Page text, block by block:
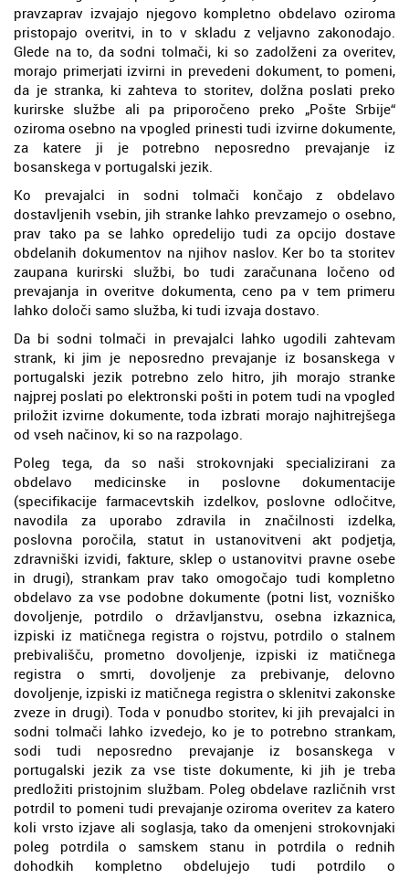
pravzaprav izvajajo njegovo kompletno obdelavo oziroma
pristopajo overitvi, in to v skladu z veljavno zakonodajo.
Glede na to, da sodni tolmači, ki so zadolženi za overitev,
morajo primerjati izvirni in prevedeni dokument, to pomeni,
da je stranka, ki zahteva to storitev, dolžna poslati preko
kurirske službe ali pa priporočeno preko „Pošte Srbije“
oziroma osebno na vpogled prinesti tudi izvirne dokumente,
za katere ji je potrebno neposredno prevajanje iz
bosanskega v portugalski jezik.
Ko prevajalci in sodni tolmači končajo z obdelavo
dostavljenih vsebin, jih stranke lahko prevzamejo o osebno,
prav tako pa se lahko opredelijo tudi za opcijo dostave
obdelanih dokumentov na njihov naslov. Ker bo ta storitev
zaupana kurirski službi, bo tudi zaračunana ločeno od
prevajanja in overitve dokumenta, ceno pa v tem primeru
lahko določi samo služba, ki tudi izvaja dostavo.
Da bi sodni tolmači in prevajalci lahko ugodili zahtevam
strank, ki jim je neposredno prevajanje iz bosanskega v
portugalski jezik potrebno zelo hitro, jih morajo stranke
najprej poslati po elektronski pošti in potem tudi na vpogled
priložit izvirne dokumente, toda izbrati morajo najhitrejšega
od vseh načinov, ki so na razpolago.
Poleg tega, da so naši strokovnjaki specializirani za
obdelavo medicinske in poslovne dokumentacije
(specifikacije farmacevtskih izdelkov, poslovne odločitve,
navodila za uporabo zdravila in značilnosti izdelka,
poslovna poročila, statut in ustanovitveni akt podjetja,
zdravniški izvidi, fakture, sklep o ustanovitvi pravne osebe
in drugi), strankam prav tako omogočajo tudi kompletno
obdelavo za vse podobne dokumente (potni list, vozniško
dovoljenje, potrdilo o državljanstvu, osebna izkaznica,
izpiski iz matičnega registra o rojstvu, potrdilo o stalnem
prebivališču, prometno dovoljenje, izpiski iz matičnega
registra o smrti, dovoljenje za prebivanje, delovno
dovoljenje, izpiski iz matičnega registra o sklenitvi zakonske
zveze in drugi). Toda v ponudbo storitev, ki jih prevajalci in
sodni tolmači lahko izvedejo, ko je to potrebno strankam,
sodi tudi neposredno prevajanje iz bosanskega v
portugalski jezik za vse tiste dokumente, ki jih je treba
predložiti pristojnim službam. Poleg obdelave različnih vrst
potrdil to pomeni tudi prevajanje oziroma overitev za katero
koli vrsto izjave ali soglasja, tako da omenjeni strokovnjaki
poleg potrdila o samskem stanu in potrdila o rednih
dohodkih kompletno obdelujejo tudi potrdilo o